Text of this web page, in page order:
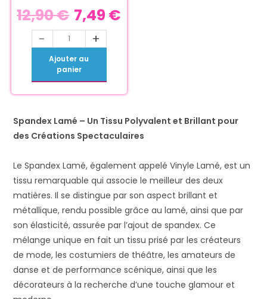
12,90€ 7,49 €
- +
Ajouter au
panier
Spandex Lamé – Un Tissu Polyvalent et Brillant pour
des Créations Spectaculaires
Le Spandex Lamé, également appelé Vinyle Lamé, est un
tissu remarquable qui associe le meilleur des deux
matières. Il se distingue par son aspect brillant et
métallique, rendu possible grâce au lamé, ainsi que par
son élasticité, assurée par l’ajout de spandex. Ce
mélange unique en fait un tissu prisé par les créateurs
de mode, les costumiers de théâtre, les amateurs de
danse et de performance scénique, ainsi que les
décorateurs à la recherche d’une touche glamour et